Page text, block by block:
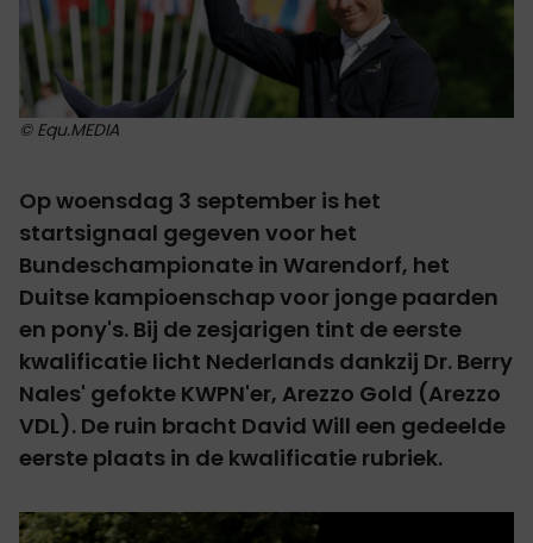
© Equ.MEDIA
Op woensdag 3 september is het
startsignaal gegeven voor het
Bundeschampionate in Warendorf, het
Duitse kampioenschap voor jonge paarden
en pony's. Bij de zesjarigen tint de eerste
kwalificatie licht Nederlands dankzij Dr. Berry
Nales' gefokte KWPN'er, Arezzo Gold (Arezzo
VDL). De ruin bracht David Will een gedeelde
eerste plaats in de kwalificatie rubriek.